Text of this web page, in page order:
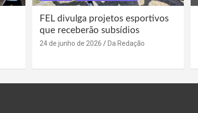
FEL divulga projetos esportivos
que receberão subsídios
24 de junho de 2026 Da Redação